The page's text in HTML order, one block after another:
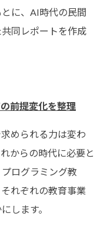
に、AI時代の民間
同レポートを作成
前提変化を整理
められる力は変わ
からの時代に必要と
ログラミング教
れぞれの教育事業
します。